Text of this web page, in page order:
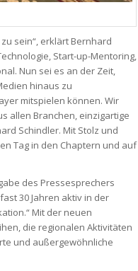
sein“, erklärt Bernhard
Start-up-Mentoring,
Nun sei es an der Zeit,
hinaus zu
mitspielen können. Wir
allen Branchen, einzigartige
Schindler. Mit Stolz und
Tag in den Chaptern und auf
des Pressesprechers
30 Jahren aktiv in der
Mit der neuen
die regionalen Aktivitäten
und außergewöhnliche